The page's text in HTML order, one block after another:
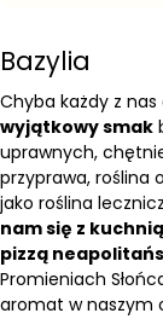
Bazylia
Chyba każdy z
wyjątkowy smak
uprawnych,
przyprawa, roślina
jako roślina
nam się z
pizzą
Promieniach
aromat w naszym